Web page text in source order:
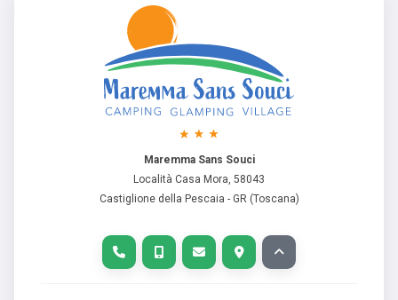
Maremma Sans Souci
Località Casa Mora, 58043
Castiglione della Pescaia - GR (Toscana)